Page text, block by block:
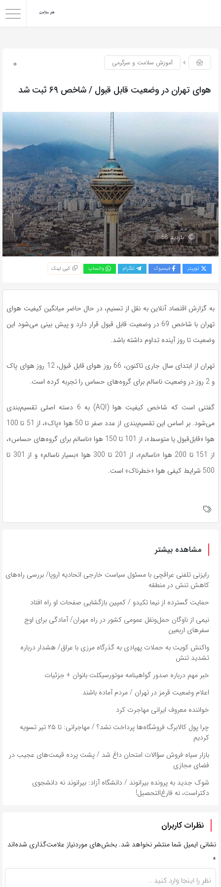
0 آموزش سلامت و سرگرمی
هوای تهران در وضعیت قابل قبول / شاخص ۶۹ ثبت شد
بازدید 58
توییتر فیسبوک تلگرام واتساپ کپی لینک
به گزارش اقتصاد آنلاین به نقل از تسنیم، در حال حاضر میانگین کیفیت هوای
تهران با شاخص 69 در وضعیت قابل قبول قرار دارد و پیش بینی می‌شود این
وضعیت تا روز آینده تداوم داشته باشد.
تهران از ابتدای سال جاری تاکنون، 66 روز هوای قابل قبول، 12 روز هوای پاک
و 2 روز در وضعیت ناسالم برای گروه‌های حساس را تجربه کرده است.
گفتنی است که شاخص کیفیت هوا (AQI) به 6 دسته اصلی تقسیم‌بندی
می‌شود. بر اساس این تقسیم‌بندی از عدد صفر تا 50 هوا «پاک»، از 51 تا 100
هوا «قابل‌قبول یا متوسط»، از 101 تا 150 هوا «ناسالم برای گروه‌های حساس»،
از 151 تا 200 هوا «ناسالم»، از 201 تا 300 هوا «بسیار ناسالم» و از 301 تا
500 شرایط کیفی هوا «خطرناک» است.
مشاهده بیشتر
رایزنی تلفنی عراقچی با مسئول سیاست خارجی اتحادیه اروپا/ بررسی راه‌های
کاهش تنش در منطقه
حمایت گسترده از نیما تکیدو / کمپین بازگشایی صفحات او راه افتاد
نیمی از ناوگان حمل‌ونقل عمومی کشور در راه مهران/ آمادگی برای اوج
سفر‌های اربعین
واکنش کویت به حملات پهپادی به گذرگاه مرزی با عراق/ هشدار درباره
تشدید تنش
خبر مهم درباره صدور گواهینامه موتورسیکلت بانوان + جزئیات
اعلام وضعیت قرمز در تهران / مردم آماده باشند
خواننده معروف ایرانی مهاجرت کرد
چرا پول کالابرگ فروشگاه‌ها پرداخت نشد؟ / مهاجرانی: تا ۲۵ تیر تسویه
کردیم
بازار سیاه فروش سؤالات امتحان داغ شد / پشت پرده قیمت‌های عجیب در
فضای مجازی
شوک جدید به پرونده بیرانوند / دانشگاه آزاد: بیرانوند نه دانشجوی
دکتراست، نه فارغ‌التحصیل!
نظرات کاربران
نشانی ایمیل شما منتشر نخواهد شد. بخش‌های موردنیاز علامت‌گذاری شده‌اند
*